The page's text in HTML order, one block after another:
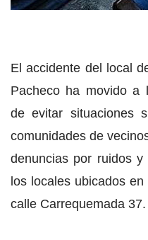
El accidente del local
Pacheco ha movido a
de evitar situaciones
comunidades de
denuncias por ruidos
los locales ubicados
calle Carrequemada 37.